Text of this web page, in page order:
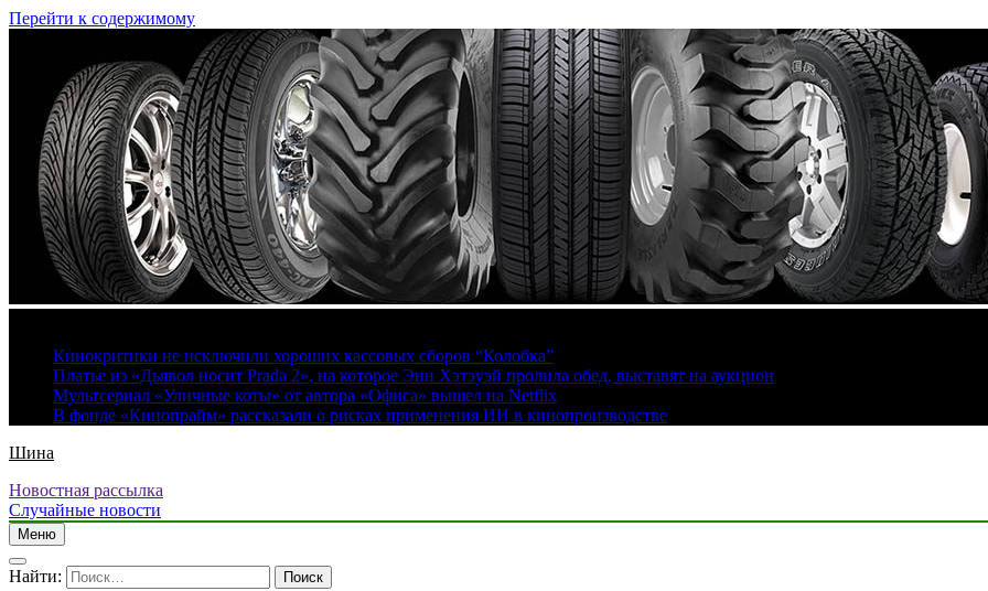
Перейти к содержимому
Кинокритики не исключили хороших кассовых сборов “Колобка”
Платье из «Дьявол носит Prada 2», на которое Энн Хэтэуэй пролила обед, выставят на аукцион
Мультсериал «Уличные коты» от автора «Офиса» вышел на Netflix
В фонде «Кинопрайм» рассказали о рисках применения ИИ в кинопроизводстве
Шина
Новостная рассылка
Случайные новости
Меню
Найти: